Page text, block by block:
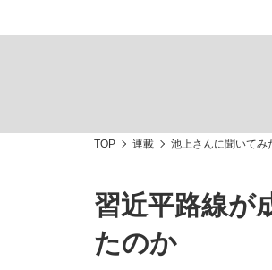
TOP 連載 池上さんに聞いてみ
習近平路線が
たのか